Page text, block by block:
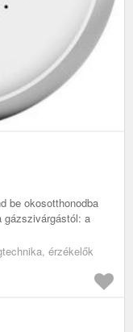
be okosotthonodba
gázszivárgástól: a
érzékelők